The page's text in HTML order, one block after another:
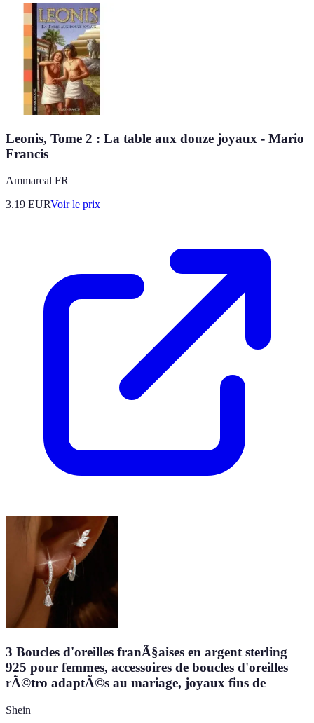
Leonis, Tome 2 : La table aux douze joyaux - Mario
Francis
Ammareal FR
3.19 EURVoir le prix
3 Boucles d'oreilles franÃ§aises en argent sterling
925 pour femmes, accessoires de boucles d'oreilles
rÃ©tro adaptÃ©s au mariage, joyaux fins de
Shein